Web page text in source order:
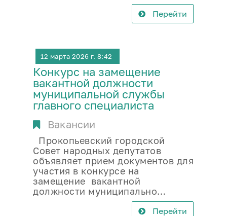
Перейти
12 марта 2026 г. 8:42
Конкурс на замещение
вакантной должности
муниципальной службы
главного специалиста
Вакансии
Прокопьевский городской
Совет народных депутатов
объявляет прием документов для
участия в конкурсе на
замещение вакантной
должности муниципально…
Перейти